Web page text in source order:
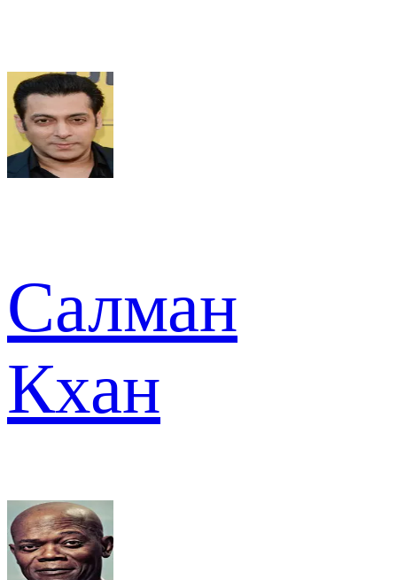
Салман
Кхан